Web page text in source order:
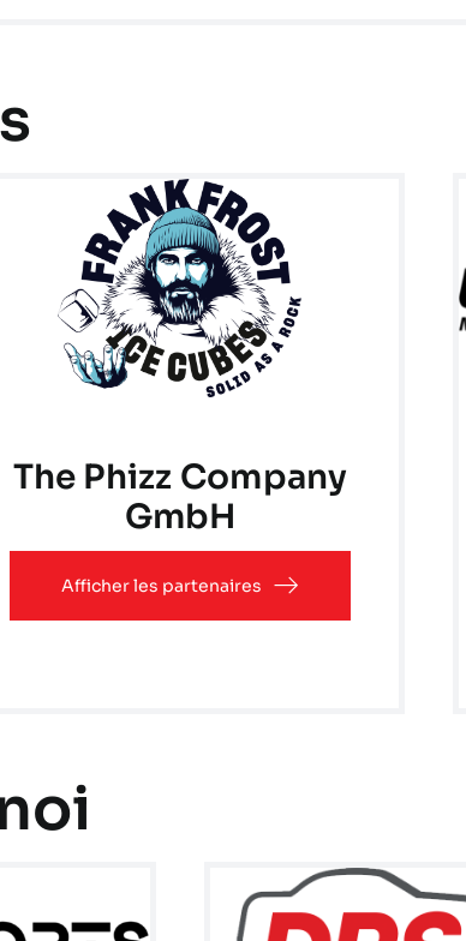
The Phizz Company
GmbH
Afficher les partenaires